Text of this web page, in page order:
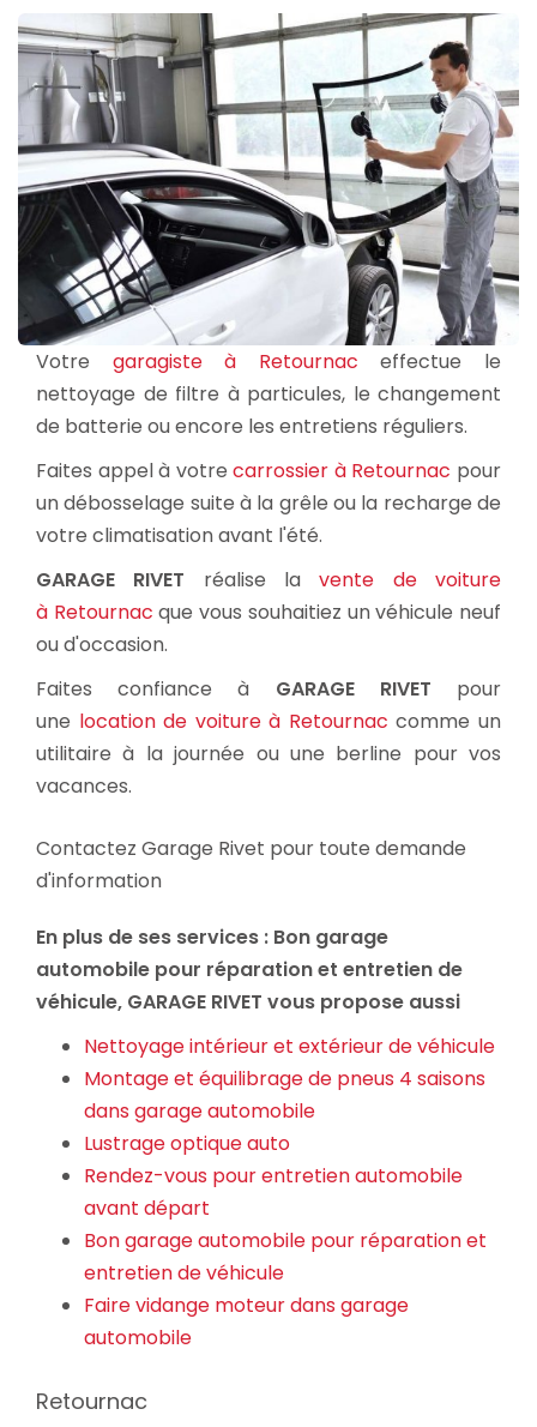
Votre garagiste à Retournac effectue le
nettoyage de filtre à particules, le changement
de batterie ou encore les entretiens réguliers.
Faites appel à votrecarrossier à Retournac pour
un débosselage suite à la grêle ou la recharge de
votre climatisation avant l'été.
GARAGE RIVET réalise lavente de voiture
à Retournac que vous souhaitiez un véhicule neuf
ou d'occasion.
Faites confiance à GARAGE RIVET pour
une location de voiture à Retournac comme un
utilitaire à la journée ou une berline pour vos
vacances.
Contactez Garage Rivet pour toute demande
d'information
En plus de ses services : Bon garage
automobile pour réparation et entretien de
véhicule, GARAGE RIVET vous propose aussi
Nettoyage intérieur et extérieur de véhicule
Montage et équilibrage de pneus 4 saisons
dans garage automobile
Lustrage optique auto
Rendez-vous pour entretien automobile
avant départ
Bon garage automobile pour réparation et
entretien de véhicule
Faire vidange moteur dans garage
automobile
Retournac